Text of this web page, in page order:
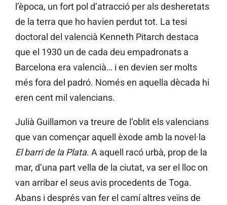
l’època, un fort pol d’atracció per als desheretats
de la terra que ho havien perdut tot. La tesi
doctoral del valencià Kenneth Pitarch destaca
que el 1930 un de cada deu empadronats a
Barcelona era valencià… i en devien ser molts
més fora del padró. Només en aquella dècada hi
eren cent mil valencians.
Julià Guillamon va treure de l’oblit els valencians
que van començar aquell èxode amb la novel·la
El barri de la Plata. A aquell racó urbà, prop de la
mar, d’una part vella de la ciutat, va ser el lloc on
van arribar el seus avis procedents de Toga.
Abans i després van fer el camí altres veïns de